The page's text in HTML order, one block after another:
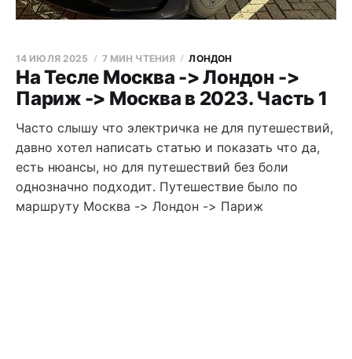
На Тесле Москва -> Лондон ->
Париж -> Москва в 2023. Часть 1
14 ИЮЛЯ 2025 7 МИН ЧТЕНИЯ ЛОНДОН
Часто слышу что электричка не для путешествий,
давно хотел написать статью и показать что да,
есть нюансы, но для путешествий без боли
однозначно подходит. Путешествие было по
маршруту Москва -> Лондон -> Париж